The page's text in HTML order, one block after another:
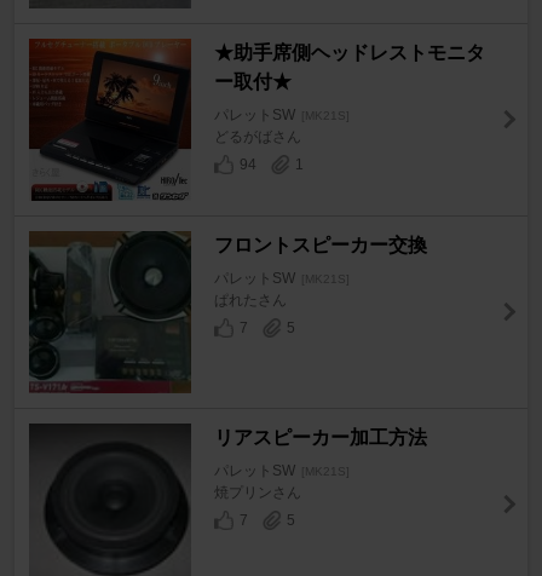
★助手席側ヘッドレストモニタ
ー取付★
パレットSW [MK21S]
どるがばさん
94
1
フロントスピーカー交換
パレットSW [MK21S]
ぱれたさん
7
5
リアスピーカー加工方法
パレットSW [MK21S]
焼プリンさん
7
5